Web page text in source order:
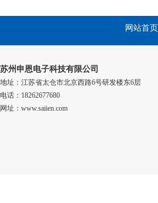
网站首页
苏州申恩电子科技有限公司
地址：江苏省太仓市北京西路6号研发楼东6层
电话：18262677680
网址：www.saiien.com